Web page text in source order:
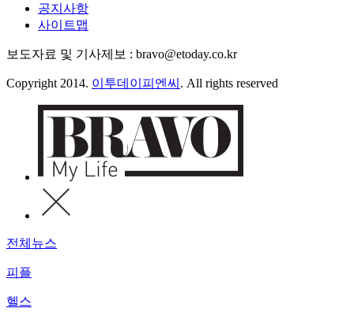
공지사항
사이트맵
보도자료 및 기사제보 : bravo@etoday.co.kr
Copyright 2014. 이투데이피엔씨 . All rights reserved
전체뉴스
피플
헬스